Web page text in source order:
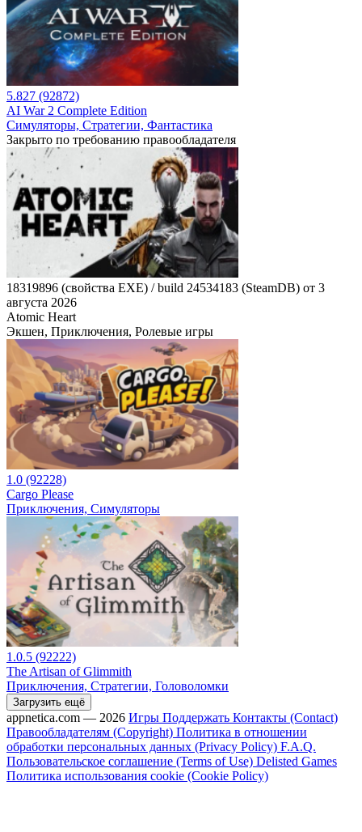
5.827 (92872)
AI War 2 Complete Edition
Симуляторы, Стратегии, Фантастика
Закрыто по требованию правообладателя
18319896 (свойства EXE) / build 24534183 (SteamDB) от 3
августа 2026
Atomic Heart
Экшен, Приключения, Ролевые игры
1.0 (92228)
Cargo Please
Приключения, Симуляторы
1.0.5 (92222)
The Artisan of Glimmith
Приключения, Стратегии, Головоломки
Загрузить ещё
appnetica.com — 2026 Игры Поддержать Контакты (Contact)
Правообладателям (Copyright) Политика в отношении
обработки персональных данных (Privacy Policy) F.A.Q.
Пользовательское соглашение (Terms of Use) Delisted Games
Политика использования cookie (Cookie Policy)